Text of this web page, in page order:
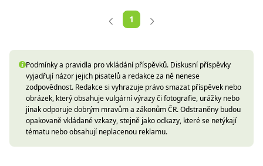
1
Podmínky a pravidla pro vkládání příspěvků. Diskusní příspěvky
vyjadřují názor jejich pisatelů a redakce za ně nenese
zodpovědnost. Redakce si vyhrazuje právo smazat příspěvek nebo
obrázek, který obsahuje vulgární výrazy či fotografie, urážky nebo
jinak odporuje dobrým mravům a zákonům ČR. Odstraněny budou
opakovaně vkládané vzkazy, stejně jako odkazy, které se netýkají
tématu nebo obsahují neplacenou reklamu.